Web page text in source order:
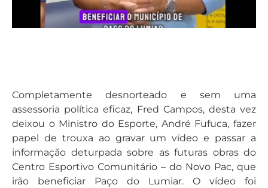
Completamente desnorteado e sem uma
assessoria política eficaz, Fred Campos, desta vez
deixou o Ministro do Esporte, André Fufuca, fazer
papel de trouxa ao gravar um vídeo e passar a
informação deturpada sobre as futuras obras do
Centro Esportivo Comunitário – do Novo Pac, que
irão beneficiar Paço do Lumiar. O vídeo foi